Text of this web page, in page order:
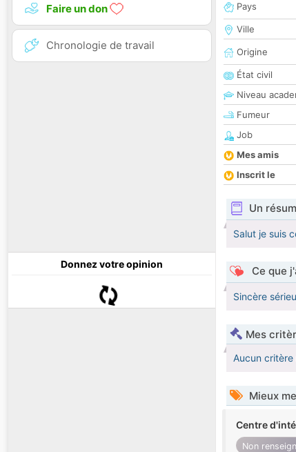
Faire un don
Chronologie de travail
Donnez votre opinion
Pays
Ville
Origine
État civil
Niveau
Fumeur
Job
Mes amis
Inscrit le
Un
Salut je suis
Ce que
Sincère
Mes
Aucun critère
Mieux
Centre
Non